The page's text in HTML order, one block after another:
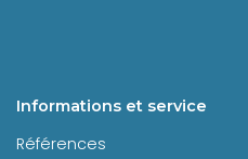
Informations et service
Références